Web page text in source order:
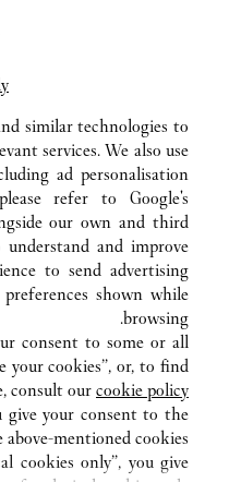
كافة مواقع كارتييه
楼 BC01
خدمة العملاء
شروط الاستخدام
الأسئلة الشائعة
شركتنا
وظائف
similar technologies to
services. We also use
ad personalisation
refer to Google's
our own and third
and improve
to send advertising
shown while
browsing.
consent to some or all
your cookies”, or, to find
consult our cookie policy.
give your consent to the
above-mentioned cookies.
cookies only”, you give